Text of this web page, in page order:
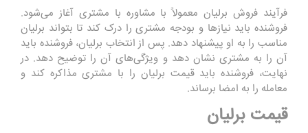
فرآیند فروش برلیان معمولاً با مشاوره با مشتری آغاز می‌شود.
فروشنده باید نیازها و بودجه مشتری را درک کند تا بتواند برلیان
مناسب را به او پیشنهاد دهد. پس از انتخاب برلیان، فروشنده باید
آن را به مشتری نشان دهد و ویژگی‌های آن را توضیح دهد. در
نهایت، فروشنده باید قیمت برلیان را با مشتری مذاکره کند و
معامله را به امضا برساند.
قیمت برلیان